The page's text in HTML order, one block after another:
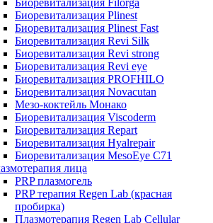
Биоревитализация Filorga
Биоревитализация Plinest
Биоревитализация Plinest Fast
Биоревитализация Revi Silk
Биоревитализация Revi strong
Биоревитализация Revi eye
Биоревитализация PROFHILO
Биоревитализация Novacutan
Мезо-коктейль Монако
Биоревитализация Viscoderm
Биоревитализация Repart
Биоревитализация Hyalrepair
Биоревитализация MesoEye C71
лица
PRP плазмогель
PRP терапия Regen Lab (красная
пробирка)
Плазмотерапия Regen Lab Cellular